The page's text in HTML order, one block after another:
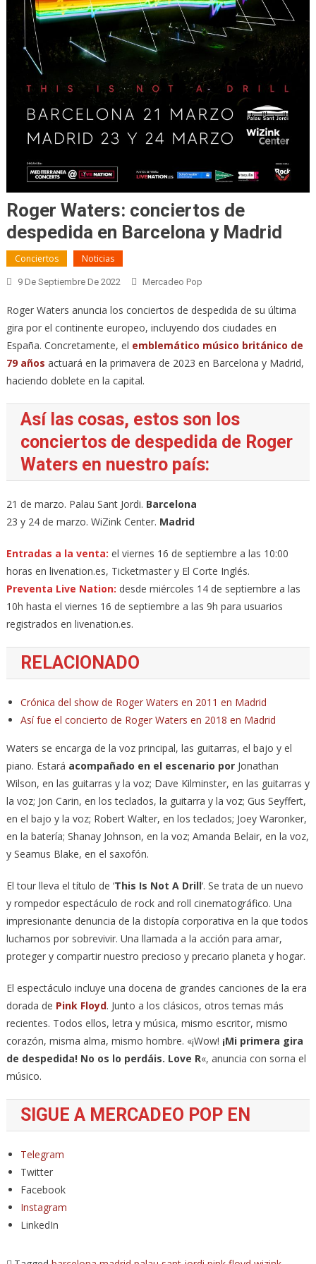
Roger Waters: conciertos de
despedida en Barcelona y Madrid
Conciertos Noticias
9 De Septiembre De 2022 Mercadeo Pop
Roger Waters anuncia los conciertos de despedida de su última
gira por el continente europeo, incluyendo dos ciudades en
España. Concretamente, el emblemático músico británico de
79 años actuará en la primavera de 2023 en Barcelona y Madrid,
haciendo doblete en la capital.
Así las cosas, estos son los
conciertos de despedida de Roger
Waters en nuestro país:
21 de marzo. Palau Sant Jordi. Barcelona
23 y 24 de marzo. WiZink Center. Madrid
Entradas a la venta: el viernes 16 de septiembre a las 10:00
horas en livenation.es, Ticketmaster y El Corte Inglés.
Preventa Live Nation: desde miércoles 14 de septiembre a las
10h hasta el viernes 16 de septiembre a las 9h para usuarios
registrados en livenation.es.
RELACIONADO
Crónica del show de Roger Waters en 2011 en Madrid
Así fue el concierto de Roger Waters en 2018 en Madrid
Waters se encarga de la voz principal, las guitarras, el bajo y el
piano. Estará acompañado en el escenario porJonathan
Wilson, en las guitarras y la voz; Dave Kilminster, en las guitarras y
la voz; Jon Carin, en los teclados, la guitarra y la voz; Gus Seyffert,
en el bajo y la voz; Robert Walter, en los teclados; Joey Waronker,
en la batería; Shanay Johnson, en la voz; Amanda Belair, en la voz,
y Seamus Blake, en el saxofón.
El tour lleva el título de ‘This Is Not A Drill‘. Se trata de un nuevo
y rompedor espectáculo de rock and roll cinematográfico. Una
impresionante denuncia de la distopía corporativa en la que todos
luchamos por sobrevivir. Una llamada a la acción para amar,
proteger y compartir nuestro precioso y precario planeta y hogar.
El espectáculo incluye una docena de grandes canciones de la era
dorada de Pink Floyd. Junto a los clásicos, otros temas más
recientes. Todos ellos, letra y música, mismo escritor, mismo
corazón, misma alma, mismo hombre. «¡Wow! ¡Mi primera gira
de despedida! No os lo perdáis. Love R«, anuncia con sorna el
músico.
SIGUE A MERCADEO POP EN
Telegram
Twitter
Facebook
Instagram
LinkedIn